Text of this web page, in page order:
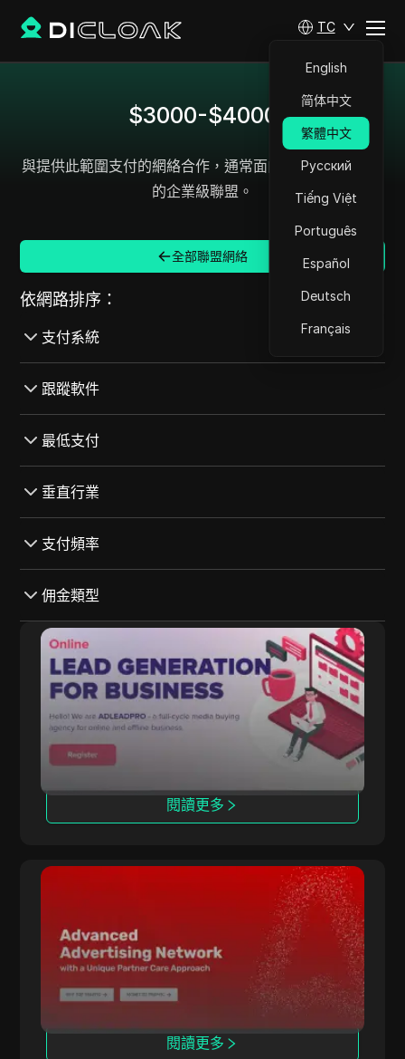
TC
English
简体中文
繁體中文
Русский
Tiếng Việt
Português
Español
Deutsch
Français
$3000-$4000
與提供此範圍支付的網絡合作，通常面向具有可持續收入
的企業級聯盟。
全部聯盟網絡
依網路排序：
支付系統
全部 支付系統
銀行轉帳
Revolut
西聯匯款
投資者
跟蹤軟件
全部 跟蹤軟件
Affise
OffersLook
內部
最低支付
全部 最低支付
$1000-$2000
$0-$1000
5000以上
$2000-$3000
垂直行業
全部 垂直行業
博彩
遊戲
應用程式
財務
賭博
營養品
約會服務
支付頻率
全部 支付頻率
每日
每月
Net-30
每週
Net-45
佣金類型
全部 佣金類型
每次體驗費用（CPE）
每次安裝費用（CPI）
每次點擊費用（CPC）
混合型
ADLEAD.PRO
ADLEAD.PRO 將變現工具與聯盟計劃整合，提升
推廣表現。
閱讀更多
Adsterra 通過多種計費模式和高級跟蹤工具連接
廣告主與發布者。
閱讀更多